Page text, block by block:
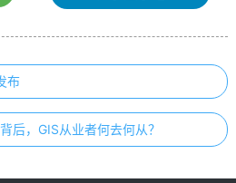
布
后，GIS从业者何去何从？